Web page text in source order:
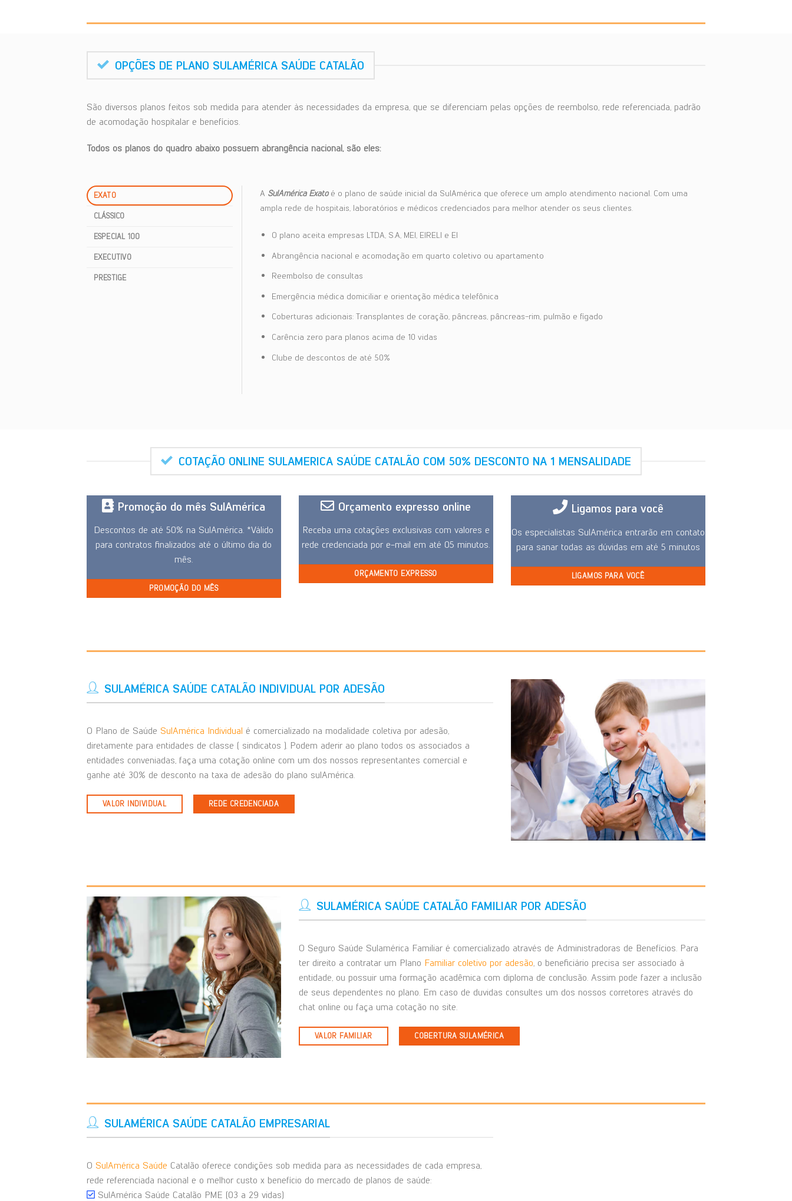
OPÇÕES DE PLANO SULAMÉRICA SAÚDE CATALÃO
São diversos planos feitos sob medida para atender às necessidades da empresa, que se diferenciam pelas opções de reembolso, rede referenciada, padrão
de acomodação hospitalar e benefícios.
Todos os planos do quadro abaixo possuem abrangência nacional, são eles:
EXATO
CLÁSSICO
ESPECIAL 100
EXECUTIVO
PRESTIGE
A SulAmérica Exatoé o plano de saúde inicial da SulAmérica que oferece um amplo atendimento nacional. Com uma
ampla rede de hospitais, laboratórios e médicos credenciados para melhor atender os seus clientes.
O plano aceita empresas LTDA, S.A, MEI, EIRELI e EI
Abrangência nacional e acomodação em quarto coletivo ou apartamento
Reembolso de consultas
Emergência médica domiciliar e orientação médica telefônica
Coberturas adicionais: Transplantes de coração, pâncreas, pâncreas-rim, pulmão e fígado
Carência zero para planos acima de 10 vidas
Clube de descontos de até 50%
COTAÇÃO ONLINE SULAMERICA SAÚDE CATALÃO COM 50% DESCONTO NA 1 MENSALIDADE
Promoção do mês SulAmérica
Descontos de até 50% na SulAmérica. *Válido
para contratos finalizados até o último dia do
mês.
PROMOÇÃO DO MÊS
Orçamento expresso online
Receba uma cotações exclusivas com valores e
rede credenciada por e-mail em até 05 minutos.
ORÇAMENTO EXPRESSO
Ligamos para você
Os especialistas SulAmérica entrarão em contato
para sanar todas as dúvidas em até 5 minutos
LIGAMOS PARA VOCÊ
SULAMÉRICA SAÚDE CATALÃO INDIVIDUAL POR ADESÃO
O Plano de Saúde SulAmérica Individual é comercializado na modalidade coletiva por adesão,
diretamente para entidades de classe ( sindicatos ). Podem aderir ao plano todos os associados a
entidades conveniadas, faça uma cotação online com um dos nossos representantes comercial e
ganhe até 30% de desconto na taxa de adesão do plano sulAmérica.
VALOR INDIVIDUAL REDE CREDENCIADA
SULAMÉRICA SAÚDE CATALÃO FAMILIAR POR ADESÃO
O Seguro Saúde Sulamérica Familiar é comercializado através de Administradoras de Benefícios. Para
ter direito a contratar um Plano Familiar coletivo por adesão, o beneficiário precisa ser associado à
entidade, ou possuir uma formação acadêmica com diploma de conclusão. Assim pode fazer a inclusão
de seus dependentes no plano. Em caso de duvidas consultes um dos nossos corretores através do
chat online ou faça uma cotação no site.
VALOR FAMILIAR COBERTURA SULAMÉRICA
SULAMÉRICA SAÚDE CATALÃO EMPRESARIAL
O SulAmérica Saúde Catalão oferece condições sob medida para as necessidades de cada empresa,
rede referenciada nacional e o melhor custo x benefício do mercado de planos de saúde:
SulAmérica Saúde Catalão PME (03 a 29 vidas)